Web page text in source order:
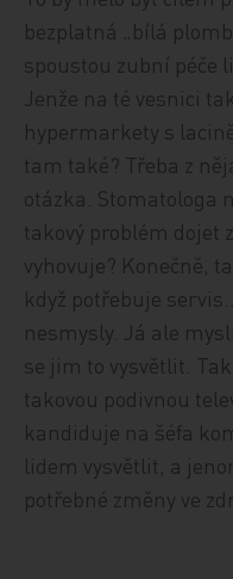
bezplatná „bílá
spoustou zubní péče
Jenže na té vesnici
hypermarkety s
tam také? Třeba z
otázka. Stomatologa
takový problém dojet
vyhovuje? Konečně,
když potřebuje
nesmysly. Já ale
se jim to vysvětlit.
takovou podivnou
kandiduje na šéfa
lidem vysvětlit, a
potřebné změny ve